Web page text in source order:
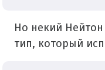
Но некий Нейтон
тип, который